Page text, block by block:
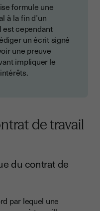
formule une
à la fin d’un
est cependant
un écrit signé
une preuve
impliquer le
de travail
du contrat de
par lequel une